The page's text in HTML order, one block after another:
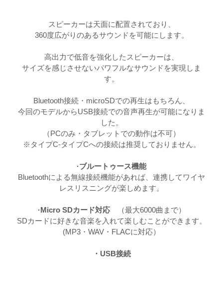
スピーカーは天面に配置されており、
360度広がりのあるサウンドを可能にします。
高出力で低音を強化したスピーカーは、
サイズを感じさせないパワフルなサウンドを実現しま
す。
Bluetooth接続・microSDでの再生はもちろん、
今回のモデルからUSB接続での音声再生が可能になりま
した。
（PCのみ・タブレットでの動作は不可）
※タイプC-タイプCへの接続は推奨しておりません。
·ブルートゥース機能
Bluetoothによる無線接続機能があれば、連携してワイヤ
レスリスニングが楽しめます。
·Micro SDカード対応（最大6000曲まで）
SDカードに好きな音楽を入れて楽しむことができます。
(MP3・WAV・FLACに対応）
・USB接続